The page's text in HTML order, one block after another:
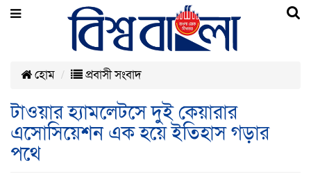
হোম প্রবাসী সংবাদ
টাওয়ার হ্যামলেটসে দুই কেয়ারার
এসোসিয়েশন এক হয়ে ইতিহাস গড়ার
পথে